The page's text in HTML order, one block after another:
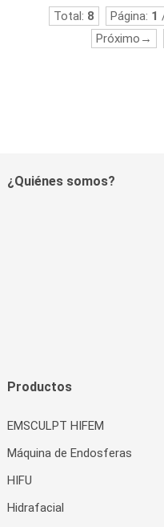
Total: 8 Página: 1
Próximo→
¿Quiénes somos?
Productos
EMSCULPT HIFEM
Máquina de Endosferas
HIFU
Hidrafacial